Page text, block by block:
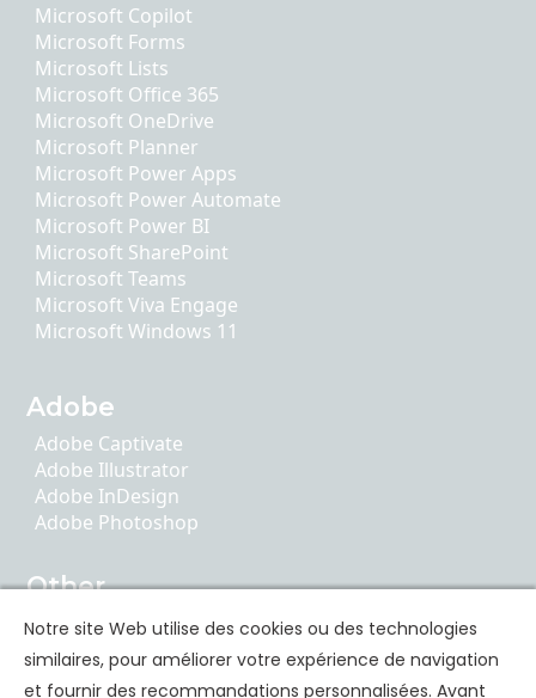
Microsoft Copilot
Microsoft Forms
Microsoft Lists
Microsoft Office 365
Microsoft OneDrive
Microsoft Planner
Microsoft Power Apps
Microsoft Power Automate
Microsoft Power BI
Microsoft SharePoint
Microsoft Teams
Microsoft Viva Engage
Microsoft Windows 11
Adobe
Adobe Captivate
Adobe Illustrator
Adobe InDesign
Adobe Photoshop
Other
AI Literacy
ChatGPT
Google Apps
Notre site Web utilise des cookies ou des technologies
similaires, pour améliorer votre expérience de navigation
et fournir des recommandations personnalisées. Avant